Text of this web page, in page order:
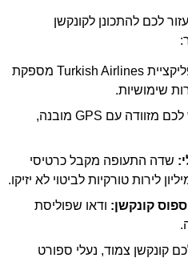
לכם להתכונן לקונקשן
אפליקציית Turkish Airlines מספקת
שימושיות.
אם יש לכם מזוודה עם GPS מובנה,
שדה התעופה מקבל כרטיסי
לירות טורקיות לביטוי לא יזיקו.
קונקשן: ודאו שפוליסת
קונקשן צמוד, נעלי ספורט